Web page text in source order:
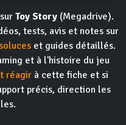
Toy Story (Megadrive).
tests, avis et notes sur
soluces et guides détaillés.
et à l'histoire du jeu
réagir à cette fiche et si
précis, direction les